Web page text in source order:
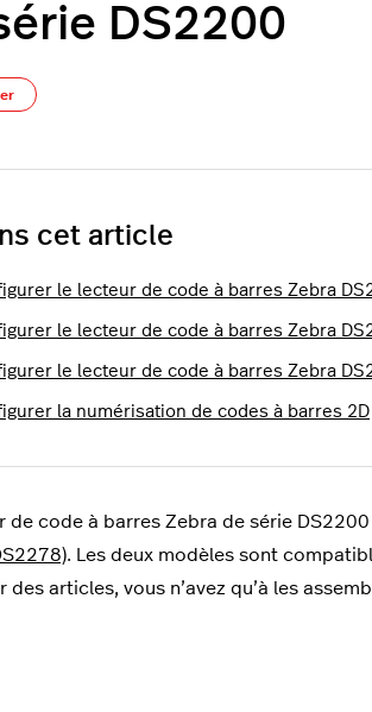
DS2200
cet article
le lecteur de code à barres Zebra
le lecteur de code à barres Zebra
le lecteur de code à barres Zebra
la numérisation de codes à barres 2D
de code à barres Zebra de série
. Les deux modèles sont
des articles, vous n’avez qu’à les